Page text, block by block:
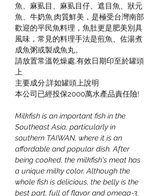
魚、麻虱目、麻虱目仔、遮目魚、狀元
魚、牛奶魚.肉質鮮美，是極受台灣南部
歡迎的平民魚料理，魚肚更是肥美別具
風味，常見的料理手法是煎魚、佐湯煮
成魚粥或製成魚丸。
請放置常溫乾燥處,有效日期印至於罐頭
上
主要成分:詳如罐頭上說明
本公司已經投保2000萬水產品責任險!
Milkfish is an important fish in the
Southeast Asia, particularly in
southern TAIWAN, where it is an
affordable and popular dish. After
being cooked, the milkfish's meat has
a unique milky color. Although the
whole fish is delicious, the belly is the
best part, full of flavor and omega-3.